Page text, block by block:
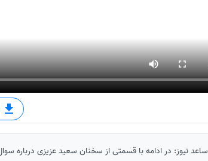
ساعد نیوز: در ادامه با قسمتی از سخنان سعید عزیزی درباره